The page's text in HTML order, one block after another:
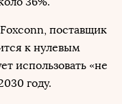
поставщик
к нулевым
использовать «не
году.